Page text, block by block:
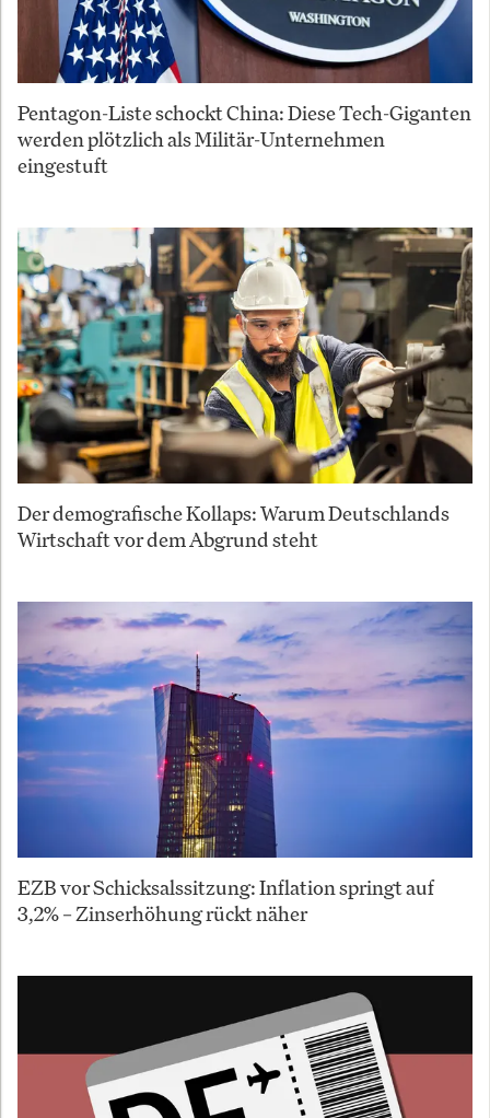
Pentagon-Liste schockt China: Diese Tech-Giganten
werden plötzlich als Militär-Unternehmen
eingestuft
Der demografische Kollaps: Warum Deutschlands
Wirtschaft vor dem Abgrund steht
EZB vor Schicksalssitzung: Inflation springt auf
3,2% – Zinserhöhung rückt näher